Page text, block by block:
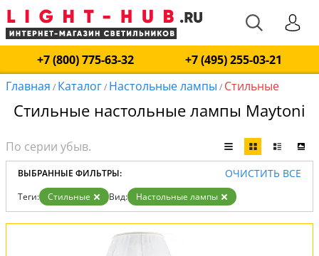
+7 (800) 775-63-32
+7 (495) 255-03-21
Главная / Каталог/ Настольные лампы / Стильные
Стильные настольные лампы Maytoni
ВЫБРАННЫЕ ФИЛЬТРЫ: ОЧИСТИТЬ ВСЕ
Теги: Стильные Вид: Настольные лампы